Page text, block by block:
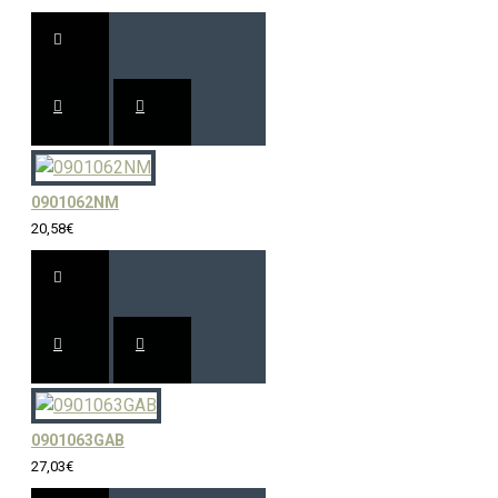
0901062NM
20,58€
0901063GAB
27,03€